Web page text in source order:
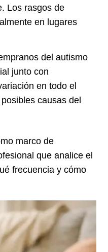
Los rasgos de
en lugares
del autismo
junto con
en todo el
causas del
marco de
que analice el
frecuencia y cómo